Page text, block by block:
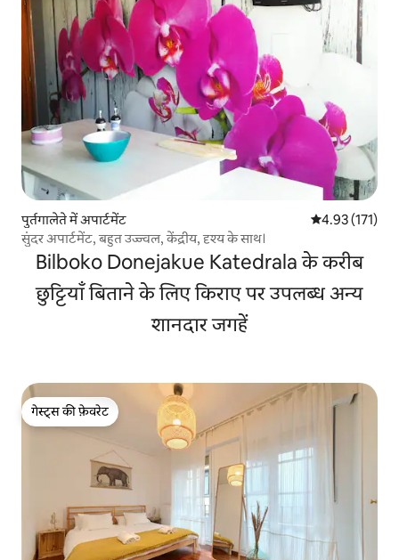
पुर्तगालेते में अपार्टमेंट औसत रेटिंग 5 में से
4.93 (171)
सुंदर अपार्टमेंट, बहुत उज्ज्वल, केंद्रीय, दृश्य के साथ।
Bilboko Donejakue Katedrala के करीब
छुट्टियाँ बिताने के लिए किराए पर उपलब्ध अन्य
शानदार जगहें
गेस्ट्स की फ़ेवरेट
गेस्ट्स की फ़ेवरेट